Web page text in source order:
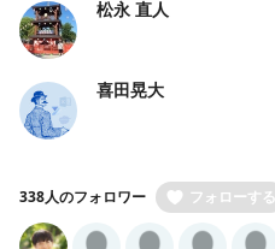
松永 直人
喜田晃大
338人のフォロワー フォローする